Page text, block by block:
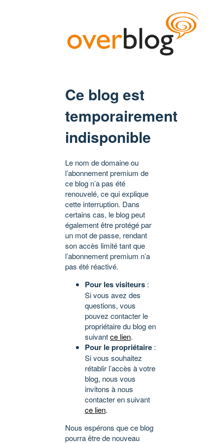
Ce blog est
temporairement
indisponible
Le nom de domaine ou
l’abonnement premium de
ce blog n’a pas été
renouvelé, ce qui explique
cette interruption. Dans
certains cas, le blog peut
également être protégé par
un mot de passe, rendant
son accès limité tant que
l’abonnement premium n’a
pas été réactivé.
Pour les visiteurs :
Si vous avez des
questions, vous
pouvez contacter le
propriétaire du blog en
suivantce lien.
Pour le propriétaire :
Si vous souhaitez
rétablir l’accès à votre
blog, nous vous
invitons à nous
contacter en suivant
ce lien.
Nous espérons que ce blog
pourra être de nouveau